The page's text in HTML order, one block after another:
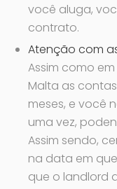
você aluga,
contrato.
Atenção com
Assim como
Malta as
meses, e você
uma vez,
Assim sendo,
na data em
que o landlord